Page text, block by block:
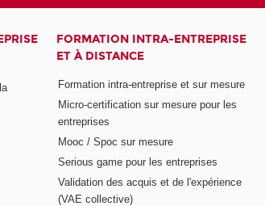
FORMATION INTRA-ENTREPRISE
ET À DISTANCE
Formation intra-entreprise et sur mesure
Micro-certification sur mesure pour les
entreprises
Mooc / Spoc sur mesure
Serious game pour les entreprises
Validation des acquis et de l'expérience
(VAE collective)